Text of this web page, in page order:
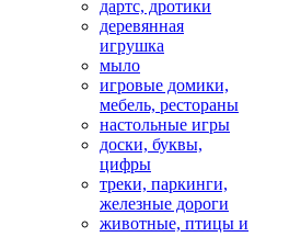
дартс, дротики
деревянная
игрушка
мыло
игровые домики,
мебель, рестораны
настольные игры
доски, буквы,
цифры
треки, паркинги,
железные дороги
животные, птицы и